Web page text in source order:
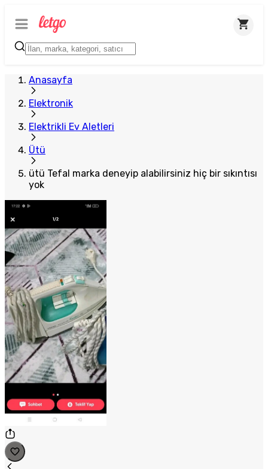
Anasayfa
Elektronik
Elektrikli Ev Aletleri
Ütü
ütü Tefal marka deneyip alabilirsiniz hiç bir sıkıntısı
yok